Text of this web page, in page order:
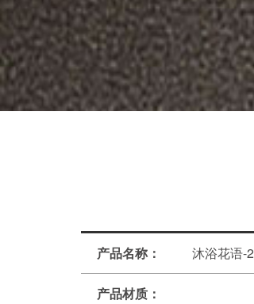
产品名称： 沐浴花语-2
产品材质：